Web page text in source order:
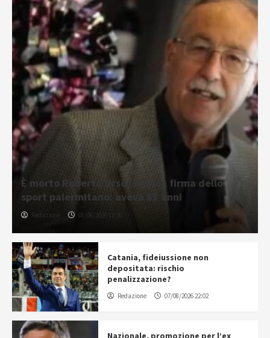
È morto Roberto Urso, storica firma dello
sport palermitano: aveva 81 anni
Redazione 08/08/2026 11:36
Catania, fideiussione non
depositata: rischio
penalizzazione?
Redazione 07/08/2026 22:02
Nazionale, promozione per l’ex